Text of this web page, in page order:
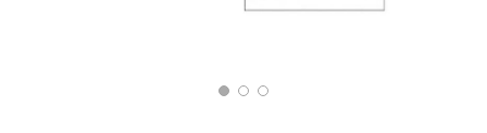
1 2 3